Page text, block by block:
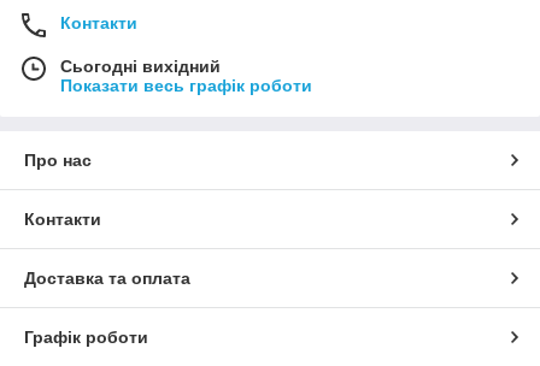
Контакти
Сьогодні вихідний
Показати весь графік роботи
Про нас
Контакти
Доставка та оплата
Графік роботи